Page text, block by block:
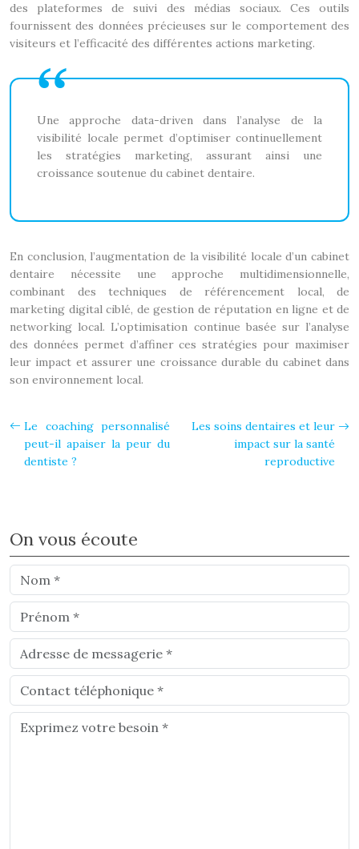
des plateformes de suivi des médias sociaux. Ces outils
fournissent des données précieuses sur le comportement des
visiteurs et l’efficacité des différentes actions marketing.
Une approche data-driven dans l’analyse de la
visibilité locale permet d’optimiser continuellement
les stratégies marketing, assurant ainsi une
croissance soutenue du cabinet dentaire.
En conclusion, l’augmentation de la visibilité locale d’un cabinet
dentaire nécessite une approche multidimensionnelle,
combinant des techniques de référencement local, de
marketing digital ciblé, de gestion de réputation en ligne et de
networking local. L’optimisation continue basée sur l’analyse
des données permet d’affiner ces stratégies pour maximiser
leur impact et assurer une croissance durable du cabinet dans
son environnement local.
Le coaching personnalisé
peut-il apaiser la peur du
dentiste ?
Les soins dentaires et leur
impact sur la santé
reproductive
On vous écoute